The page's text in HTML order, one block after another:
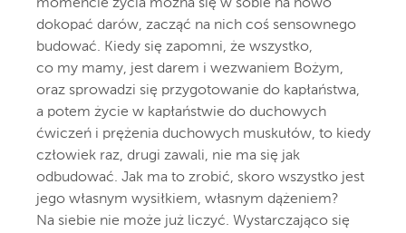
momencie życia można się w sobie na nowo
dokopać darów, zacząć na nich coś sensownego
budować. Kiedy się zapomni, że wszystko,
co my mamy, jest darem i wezwaniem Bożym,
oraz sprowadzi się przygotowanie do kapłaństwa,
a potem życie w kapłaństwie do duchowych
ćwiczeń i prężenia duchowych muskułów, to kiedy
człowiek raz, drugi zawali, nie ma się jak
odbudować. Jak ma to zrobić, skoro wszystko jest
jego własnym wysiłkiem, własnym dążeniem?
Na siebie nie może już liczyć. Wystarczająco się